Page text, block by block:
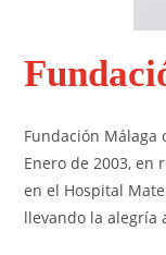
Fundación Málaga
Enero de 2003, en
en el Hospital
llevando la alegría